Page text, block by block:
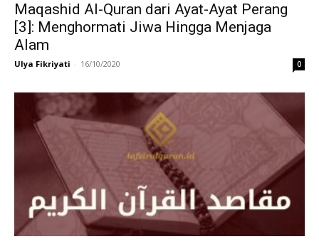
Maqashid Al-Quran dari Ayat-Ayat Perang
[3]: Menghormati Jiwa Hingga Menjaga
Alam
Ulya Fikriyati - 16/10/2020 0